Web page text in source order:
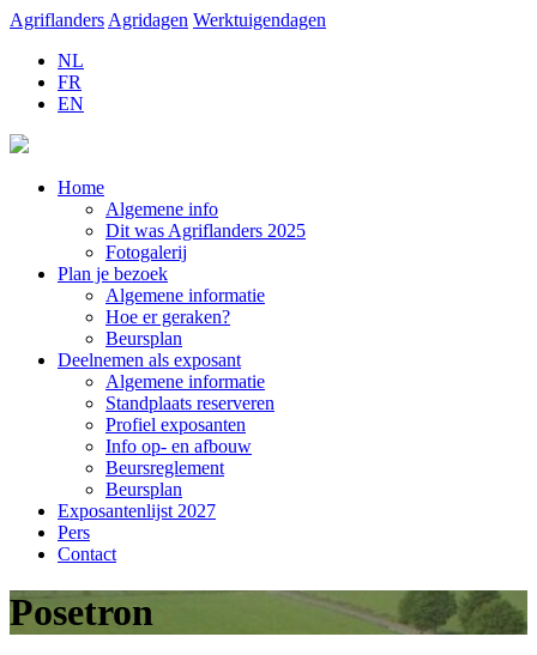
Agriflanders Agridagen Werktuigendagen
NL
FR
EN
Home
Algemene info
Dit was Agriflanders 2025
Fotogalerij
Plan je bezoek
Algemene informatie
Hoe er geraken?
Beursplan
Deelnemen als exposant
Algemene informatie
Standplaats reserveren
Profiel exposanten
Info op- en afbouw
Beursreglement
Beursplan
Exposantenlijst 2027
Pers
Contact
Posetron